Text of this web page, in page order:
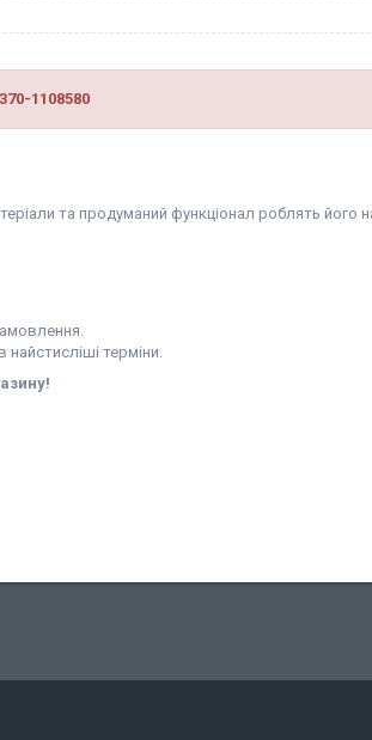
1108580
та продуманий функціонал роблять його
терміни.